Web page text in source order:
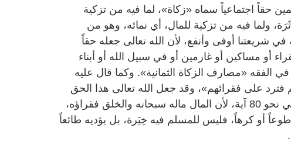
حقاً اجتماعياً سماه «زكاة»، لما فيه من تزكية
ولما فيه من تزكية للمال، أي نمائه، وهو من
في شريعتنا أوفى وأنفع، لأن الله تعالى جعله حقاً
أو مساكين أو غارمين أو في سبيل الله أو أبناء
الفقه «مصارف الزكاة الثمانية». وكما قال عليه
فترد على فقرائهم»، وقد جعل الله تعالى هذا الحق
فرضاً كفرض الصلاة ومقروناً بها في نحو 80 آية، لأن المال ماله سبحانه والخلق فقراؤه،
أو كرهاً، فليس للمسلم فيه خِيَرة، بل يؤديه طائعاً